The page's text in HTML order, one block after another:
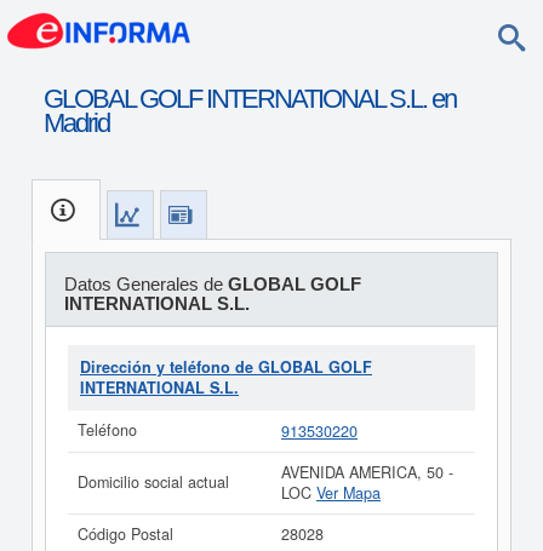
GLOBAL GOLF INTERNATIONAL S.L. en
Madrid
Datos Generales de GLOBAL GOLF
INTERNATIONAL S.L.
Dirección y teléfono de GLOBAL GOLF
INTERNATIONAL S.L.
Teléfono
913530220
Domicilio social actual
AVENIDA AMERICA, 50 -
LOC Ver Mapa
Código Postal
28028